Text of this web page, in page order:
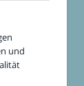
und